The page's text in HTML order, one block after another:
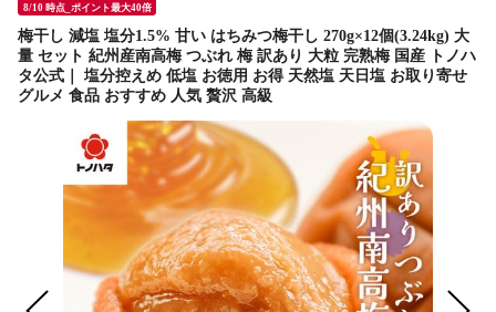
8/10 時点_ポイント最大40倍
梅干し 減塩 塩分1.5% 甘い はちみつ梅干し 270g×12個(3.24kg) 大
量 セット 紀州産南高梅 つぶれ 梅 訳あり 大粒 完熟梅 国産 トノハ
タ公式｜ 塩分控えめ 低塩 お徳用 お得 天然塩 天日塩 お取り寄せ
グルメ 食品 おすすめ 人気 贅沢 高級